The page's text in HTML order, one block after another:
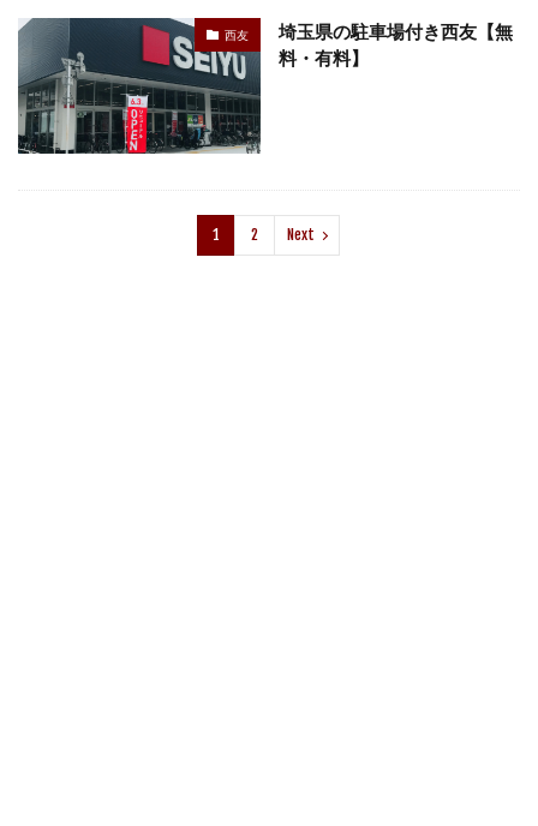
西友
埼玉県の駐車場付き西友【無
料・有料】
1 2 Next